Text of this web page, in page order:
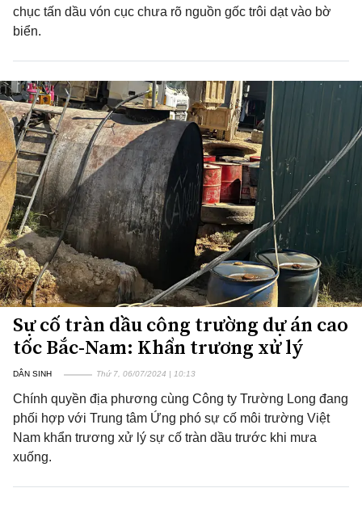
chục tấn dầu vón cục chưa rõ nguồn gốc trôi dạt vào bờ
biển.
Sự cố tràn dầu công trường dự án cao
tốc Bắc-Nam: Khẩn trương xử lý
DÂN SINH Thứ 7, 06/07/2024 | 10:13
Chính quyền địa phương cùng Công ty Trường Long đang
phối hợp với Trung tâm Ứng phó sự cố môi trường Việt
Nam khẩn trương xử lý sự cố tràn dầu trước khi mưa
xuống.